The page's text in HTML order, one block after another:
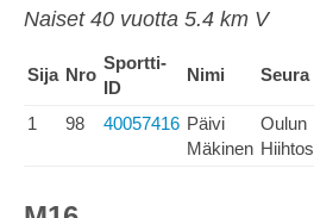
Naiset 40 vuotta 5.4 km V
Sija Nro
Sportti-
ID
Nimi Seura
1 98 40057416 Päivi
Mäkinen
Oulun